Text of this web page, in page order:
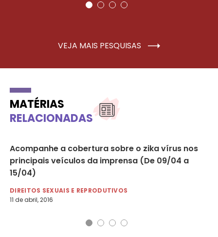
VEJA MAIS PESQUISAS
MATÉRIAS
RELACIONADAS
Acompanhe a cobertura sobre o zika vírus nos
principais veículos da imprensa (De 09/04 a
15/04)
DIREITOS SEXUAIS E REPRODUTIVOS
11 de abril, 2016